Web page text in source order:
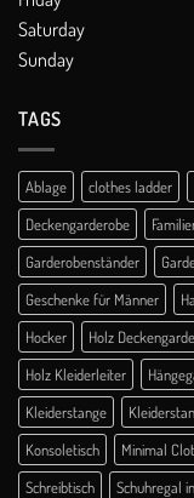
Saturday
Sunday
TAGS
Ablage clothes ladder
Deckengarderobe
Garderobenständer
Geschenke für Männer
Hocker
Holz
Holz Kleiderleiter
Kleiderstange
Konsoletisch
Minimal
Schreibtisch
Schuhregal